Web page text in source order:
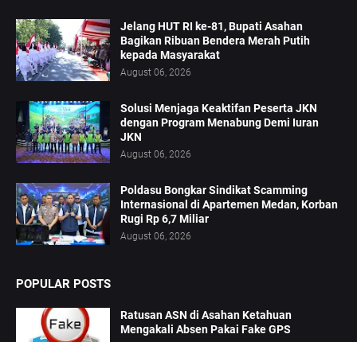
Jelang HUT RI ke-81, Bupati Asahan
Bagikan Ribuan Bendera Merah Putih
kepada Masyarakat
August 06, 2026
Solusi Menjaga Keaktifan Peserta JKN
dengan Program Menabung Demi Iuran
JKN
August 06, 2026
Poldasu Bongkar Sindikat Scamming
Internasional di Apartemen Medan, Korban
Rugi Rp 6,7 Miliar
August 06, 2026
POPULAR POSTS
Ratusan ASN di Asahan Ketahuan
Mengakali Absen Pakai Fake GPS